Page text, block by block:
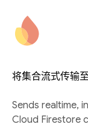
将集合流式传输
Sends realtime,
Cloud Firestore